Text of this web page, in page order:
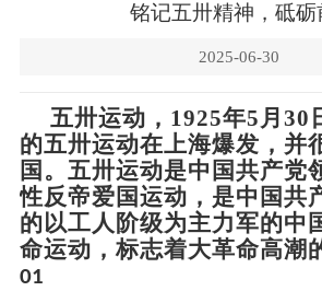
铭记五卅精神，砥砺
2025-06-30
五卅运动， 1925年5月30
的五卅运动在上海爆发，并
国。五卅运动是中国共产党
性反帝爱国运动，是中国共
的以工人阶级为主力军的中
命运动，标志着大革命高潮
01